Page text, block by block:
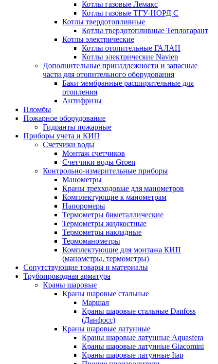
Котлы газовые Лемакс
Котлы газовые ТГУ-НОРД С
Котлы твердотопливные
Котлы твердотопливные Теплогарант
Котлы электрические
Котлы отопительные ГАЛАН
Котлы электрические Navien
Дополнительные принадлежности и запасные
части для отопительного оборудования
Баки мембранные расширительные для
отопления
Антифризы
Пломбы
Пожарное оборудование
Гидранты пожарные
Приборы учета и КИП
Счетчики воды
Монтаж счетчиков
Счетчики воды Groen
Контрольно-измерительные приборы
Манометры
Краны трехходовые для манометров
Комплектующие к манометрам
Напоромеры
Термометры биметаллические
Термометры жидкостные
Термометры накладные
Термоманометры
Комплектующие для монтажа КИП
(манометры, термометры)
Сопутствующие товары и материалы
Трубопроводная арматура
Краны шаровые
Краны шаровые стальные
Маршал
Краны шаровые стальные Danfoss
(Данфосс)
Краны шаровые латунные
Краны шаровые латунные Aquasfera
Краны шаровые латунные Giacomini
Краны шаровые латунные Itap